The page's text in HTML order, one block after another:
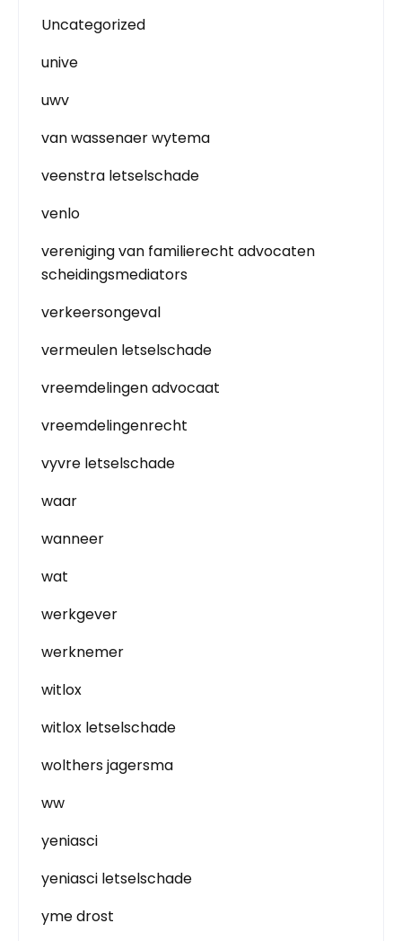
Uncategorized
unive
uwv
van wassenaer wytema
veenstra letselschade
venlo
vereniging van familierecht advocaten
scheidingsmediators
verkeersongeval
vermeulen letselschade
vreemdelingen advocaat
vreemdelingenrecht
vyvre letselschade
waar
wanneer
wat
werkgever
werknemer
witlox
witlox letselschade
wolthers jagersma
ww
yeniasci
yeniasci letselschade
yme drost